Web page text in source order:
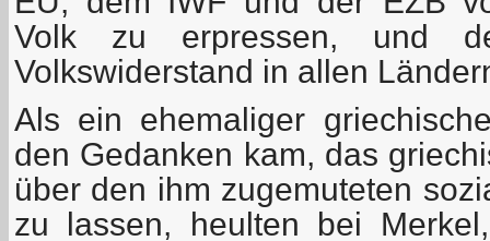
Volk zu erpressen, und
Volkswiderstand in allen
Als ein ehemaliger
den Gedanken kam, das
über den ihm zugemuteten
zu lassen, heulten bei